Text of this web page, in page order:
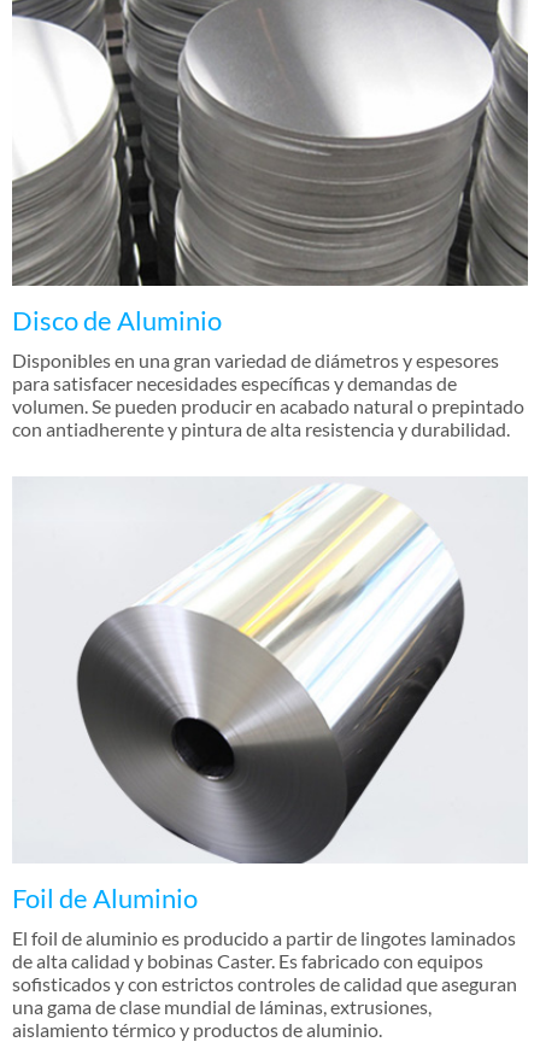
Disco de Aluminio
Disponibles en una gran variedad de diámetros y espesores
para satisfacer necesidades específicas y demandas de
volumen. Se pueden producir en acabado natural o prepintado
con antiadherente y pintura de alta resistencia y durabilidad.
Foil de Aluminio
El foil de aluminio es producido a partir de lingotes laminados
de alta calidad y bobinas Caster. Es fabricado con equipos
sofisticados y con estrictos controles de calidad que aseguran
una gama de clase mundial de láminas, extrusiones,
aislamiento térmico y productos de aluminio.